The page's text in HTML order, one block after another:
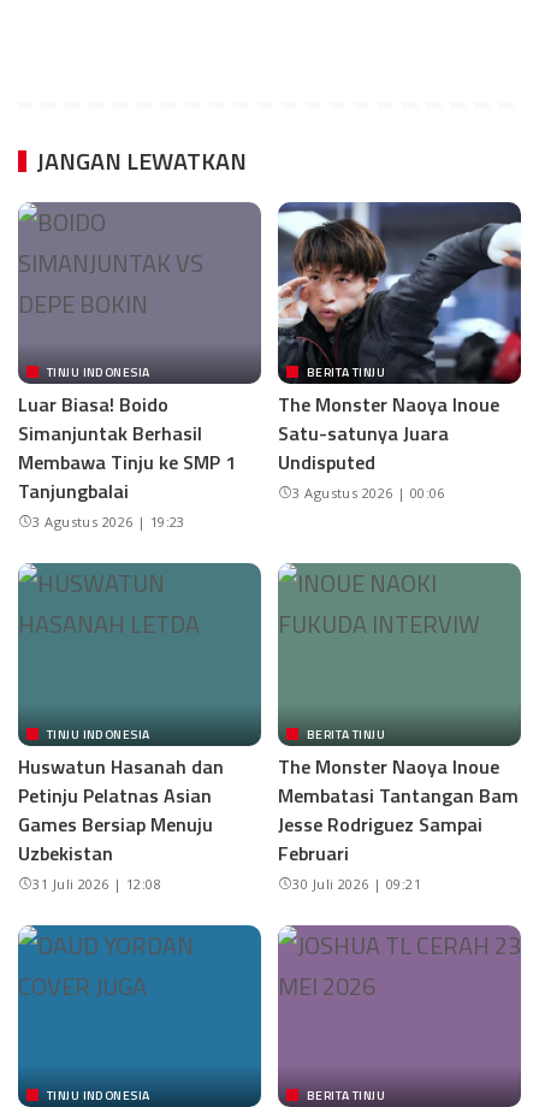
JANGAN LEWATKAN
TINJU INDONESIA
Luar Biasa! Boido
Simanjuntak Berhasil
Membawa Tinju ke SMP 1
Tanjungbalai
3 Agustus 2026 | 19:23
BERITA TINJU
The Monster Naoya Inoue
Satu-satunya Juara
Undisputed
3 Agustus 2026 | 00:06
TINJU INDONESIA
Huswatun Hasanah dan
Petinju Pelatnas Asian
Games Bersiap Menuju
Uzbekistan
31 Juli 2026 | 12:08
BERITA TINJU
The Monster Naoya Inoue
Membatasi Tantangan Bam
Jesse Rodriguez Sampai
Februari
30 Juli 2026 | 09:21
TINJU INDONESIA BERITA TINJU